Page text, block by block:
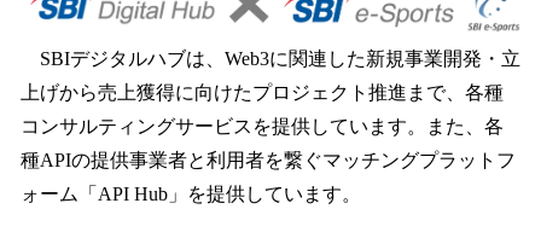
SBIデジタルハブは、Web3に関連した新規事業開発・立
上げから売上獲得に向けたプロジェクト推進まで、各種
コンサルティングサービスを提供しています。また、各
種APIの提供事業者と利用者を繋ぐマッチングプラットフ
ォーム「API Hub」を提供しています。